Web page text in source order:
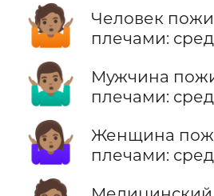
🤷🏽
Человек
плечами:
🤷🏽‍♂️
Мужчина
плечами:
🤷🏽‍♀️
Женщина
плечами: